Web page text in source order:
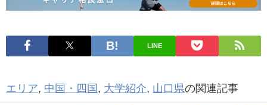
LINE
エリア 中国・四国 大学紹介 山口県の関連記事